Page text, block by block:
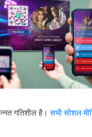
गतिशील है।सभी सोशल